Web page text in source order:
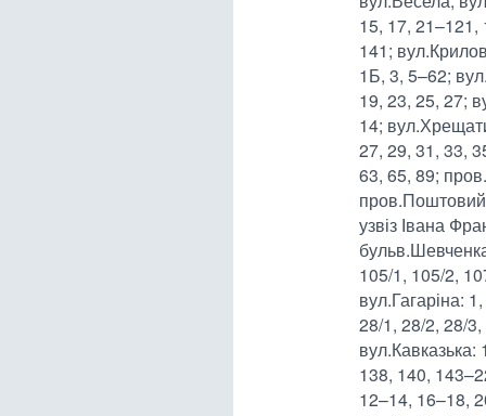
15, 17, 21–121,
141;
1Б, 3, 5–62;
19, 23, 25, 27;
14;
27, 29, 31, 33,
63, 65, 89;
узвіз Івана
105/1, 105/2,
вул.Гагаріна:
28/1, 28/2, 28/
138, 140,
12–14, 16–18,